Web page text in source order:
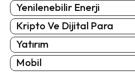
Yenilenebilir Enerji
Kripto Ve Dijital Para
Yatırım
Mobil